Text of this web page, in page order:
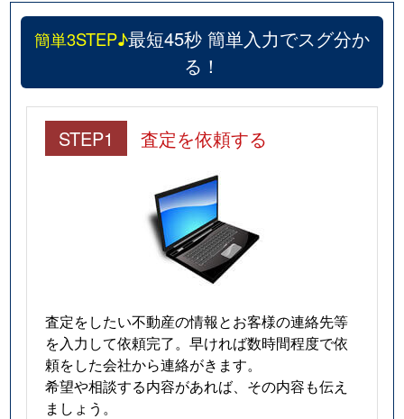
簡単3STEP♪最短45秒 簡単入力でスグ分か
る！
STEP1 査定を依頼する
査定をしたい不動産の情報とお客様の連絡先等
を入力して依頼完了。早ければ数時間程度で依
頼をした会社から連絡がきます。
希望や相談する内容があれば、その内容も伝え
ましょう。